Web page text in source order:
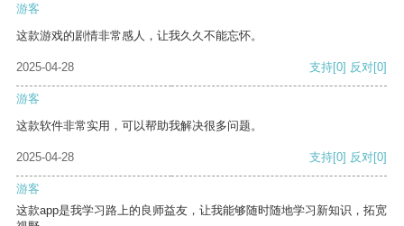
游客
这款游戏的剧情非常感人，让我久久不能忘怀。
2025-04-28 支持[0] 反对[0]
游客
这款软件非常实用，可以帮助我解决很多问题。
2025-04-28 支持[0] 反对[0]
游客
这款app是我学习路上的良师益友，让我能够随时随地学习新知识，拓宽